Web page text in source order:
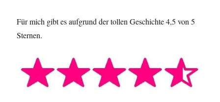
Für mich gibt es aufgrund der tollen Geschichte 4,5 von 5
Sternen.